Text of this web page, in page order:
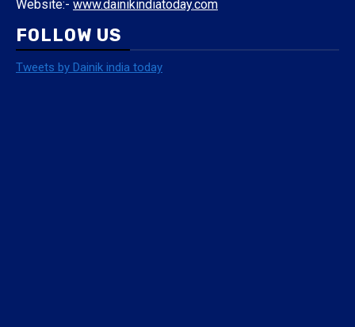
Website:- www.dainikindiatoday.com
FOLLOW US
Tweets by Dainik india today